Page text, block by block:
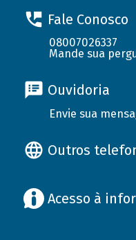
Fale Conosco
08007026337
Mande sua
Ouvidoria
Envie sua
Outros
Acesso à